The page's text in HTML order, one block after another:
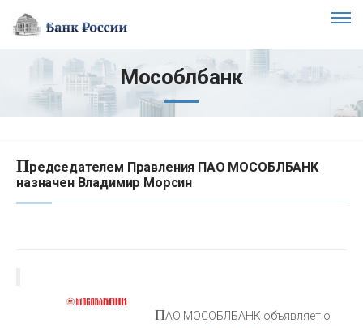
Мособлбанк
Председателем Правления ПАО МОСОБЛБАНК
назначен Владимир Морсин
ПАО МОСОБЛБАНК объявляет о